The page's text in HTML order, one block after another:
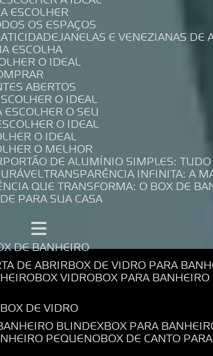
ESCOLHER
OS ESPAÇOS
JANELAS E VENEZIANAS
ESCOLHA
O IDEAL
ABERTOS
O IDEAL
O SEU
O IDEAL
O IDEAL
O MELHOR
PORTÃO DE ALUMÍNIO SIMPLES:
TRANSPARÊNCIA INFINITA: A
QUE TRANSFORMA: O BOX DE
PARA SUA CASA
DE BANHEIRO
DE ABRIR BOX DE VIDRO PARA
BOX VIDRO BOX PARA
BOX DE VIDRO
BLINDEX BOX PARA
PEQUENO BOX DE CANTO